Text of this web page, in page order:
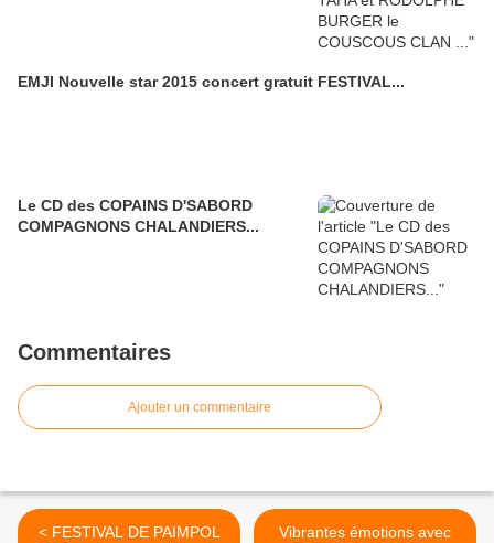
EMJI Nouvelle star 2015 concert gratuit FESTIVAL...
Le CD des COPAINS D'SABORD
COMPAGNONS CHALANDIERS...
Commentaires
Ajouter un commentaire
< FESTIVAL DE PAIMPOL
Vibrantes émotions avec